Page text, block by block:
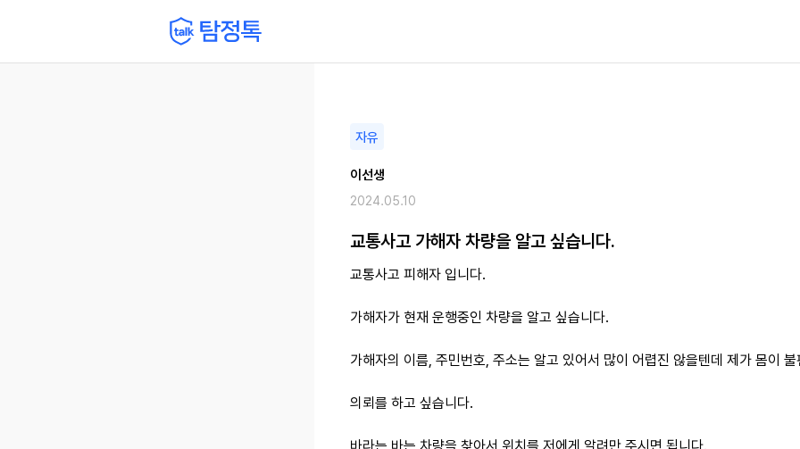
자유
이선생
2024.05.10
교통사고 가해자 차량을 알고 싶습니다.
교통사고 피해자 입니다.
가해자가 현재 운행중인 차량을 알고 싶습니다.
가해자의 이름, 주민번호, 주소는 알고 있어서 많이 어렵진 않을텐데 제가 몸이 불
의뢰를 하고 싶습니다.